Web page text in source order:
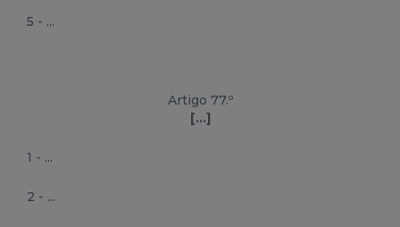
5 - ...
Artigo 77.º
[...]
1 - ...
2 - ...